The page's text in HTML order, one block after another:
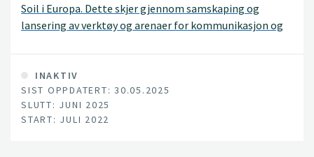
Soil i Europa. Dette skjer gjennom samskaping og
lansering av verktøy og arenaer for kommunikasjon og
hvordan regionale vurderinger av jordbehov, støttet av
harmoniserte overvåkingsmekanismer, kan føre til
tiltak i levende laboratorier og fyrtårn for jordhelse.
INAKTIV
SIST OPPDATERT: 30.05.2025
SLUTT: JUNI 2025
START: JULI 2022